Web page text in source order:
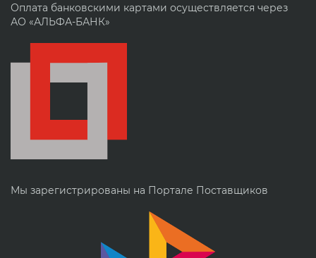
Оплата банковскими картами осуществляется через
АО «АЛЬФА-БАНК»
Мы зарегистрированы на Портале Поставщиков